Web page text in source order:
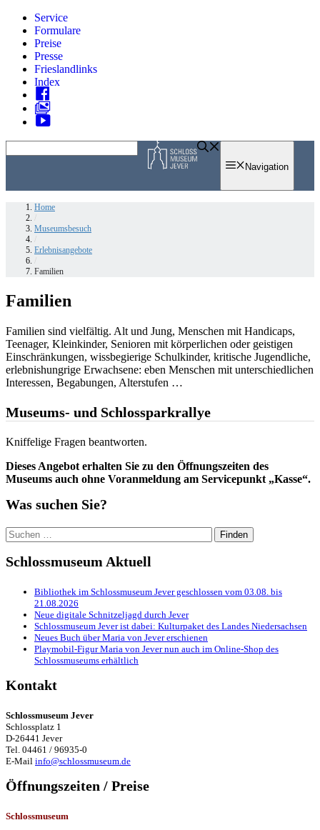
Zum
Inhalt
springen
Service
Formulare
Preise
Presse
Frieslandlinks
Index
to
Navigation
Home
Museumsbesuch
Erlebnisangebote
Familien
Familien
Familien sind vielfältig. Alt und Jung, Menschen mit Handicaps,
Teenager, Kleinkinder, Senioren mit körperlichen oder geistigen
Einschränkungen, wissbegierige Schulkinder, kritische Jugendliche,
erlebnishungrige Erwachsene: eben Menschen mit unterschiedlichen
Interessen, Begabungen, Alterstufen …
Museums- und Schlossparkrallye
Kniffelige Fragen beantworten.
Dieses Angebot erhalten Sie zu den Öffnungszeiten des
Museums auch ohne Voranmeldung am Servicepunkt „Kasse“.
Was suchen Sie?
Suchen
nach:
Schlossmuseum Aktuell
Bibliothek im Schlossmuseum Jever geschlossen vom 03.08. bis
21.08.2026
Neue digitale Schnitzeljagd durch Jever
Schlossmuseum Jever ist dabei: Kulturpaket des Landes Niedersachsen
Neues Buch über Maria von Jever erschienen
Playmobil-Figur Maria von Jever nun auch im Online-Shop des
Schlossmuseums erhältlich
Kontakt
Schlossmuseum Jever
Schlossplatz 1
D-26441 Jever
Tel. 04461 / 96935-0
E-Mail info@schlossmuseum.de
Öffnungszeiten / Preise
Schlossmuseum